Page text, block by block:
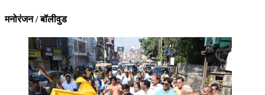
मनोरंजन / बॉलीवुड